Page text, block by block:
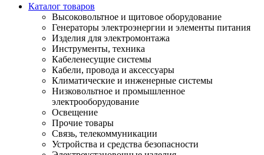
Каталог товаров
Высоковольтное и щитовое оборудование
Генераторы электроэнергии и элементы питания
Изделия для электромонтажа
Инструменты, техника
Кабеленесущие системы
Кабели, провода и аксессуары
Климатические и инженерные системы
Низковольтное и промышленное
электрооборудование
Освещение
Прочие товары
Связь, телекоммуникации
Устройства и средства безопасности